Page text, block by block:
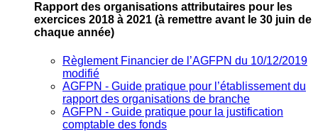
Rapport des organisations attributaires pour les
exercices 2018 à 2021 (à remettre avant le 30 juin de
chaque année)
Règlement Financier de l’AGFPN du 10/12/2019
modifié
AGFPN ‐ Guide pratique pour l’établissement du
rapport des organisations de branche
AGFPN ‐ Guide pratique pour la justification
comptable des fonds